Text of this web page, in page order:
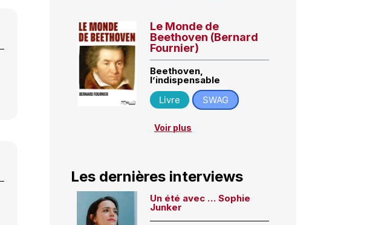
Le Monde de
Beethoven (Bernard
Fournier)
Beethoven,
l’indispensable
Livre
SWAG
Voir plus
Les dernières interviews
Un été avec … Sophie
Junker